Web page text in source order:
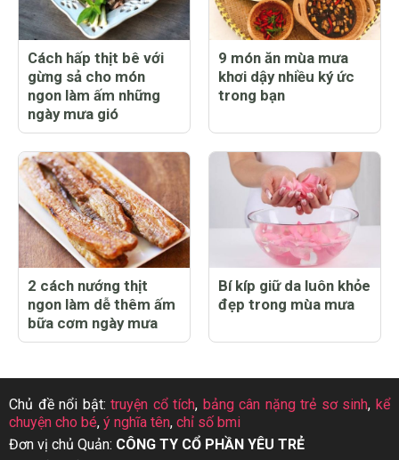
Cách hấp thịt bê với
gừng sả cho món
ngon làm ấm những
ngày mưa gió
9 món ăn mùa mưa
khơi dậy nhiều ký ức
trong bạn
2 cách nướng thịt
ngon làm dễ thêm ấm
bữa cơm ngày mưa
Bí kíp giữ da luôn khỏe
đẹp trong mùa mưa
Chủ đề nổi bật:truyện cổ tích, bảng cân nặng trẻ sơ sinh, kể
chuyện cho bé, ý nghĩa tên, chỉ số bmi
Đơn vị chủ Quản: CÔNG TY CỔ PHẦN YÊU TRẺ